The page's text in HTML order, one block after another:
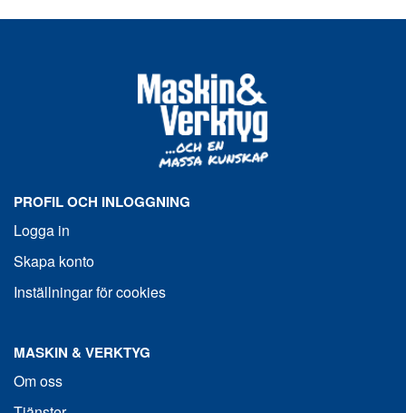
PROFIL OCH INLOGGNING
Logga in
Skapa konto
Inställningar för cookies
MASKIN & VERKTYG
Om oss